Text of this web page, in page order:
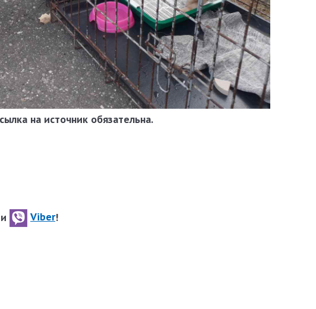
на источник обязательна.
и Viber!